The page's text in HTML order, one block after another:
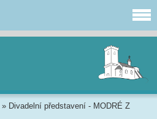
» Divadelní představení - MODRÉ Z